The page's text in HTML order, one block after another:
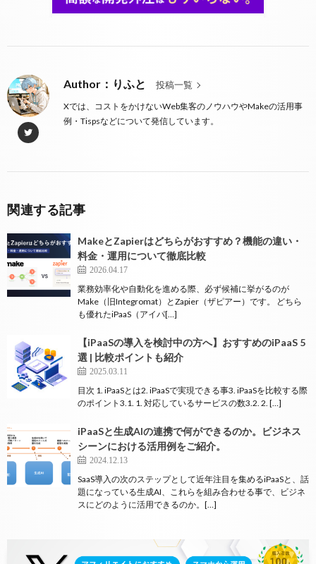
Author：りふと 投稿一覧
Xでは、コストをかけないWeb集客のノウハウやMakeの活用事
例・Tispsなどについて発信しています。
関連する記事
MakeとZapierはどちらがおすすめ？機能の違い・
料金・運用について徹底比較
2026.04.17
業務効率化や自動化を進める際、必ず候補に挙がるのが
Make（旧Integromat）とZapier（ザピアー）です。 どちら
も優れたiPaaS（アイパ[…]
【iPaaSの導入を検討中の方へ】おすすめのiPaaS 5
選 | 比較ポイントも紹介
2025.03.11
目次 1. iPaaSとは2. iPaaSで実現できる事3. iPaaSを比較する際
のポイント3.1. 1. 対応しているサービスの数3.2. 2. […]
iPaaSと生成AIの連携で何ができるのか。ビジネス
シーンにおける活用例をご紹介。
2024.12.13
SaaS導入の次のステップとして近年注目を集めるiPaaSと、話
題になっている生成AI、これらを組み合わせる事で、ビジネ
スにどのように活用できるのか。[…]